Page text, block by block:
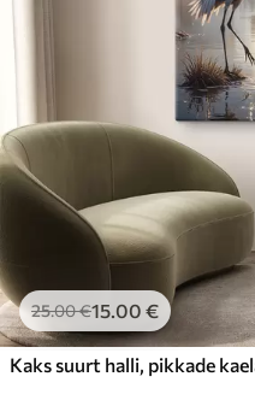
25.00€15.00 €